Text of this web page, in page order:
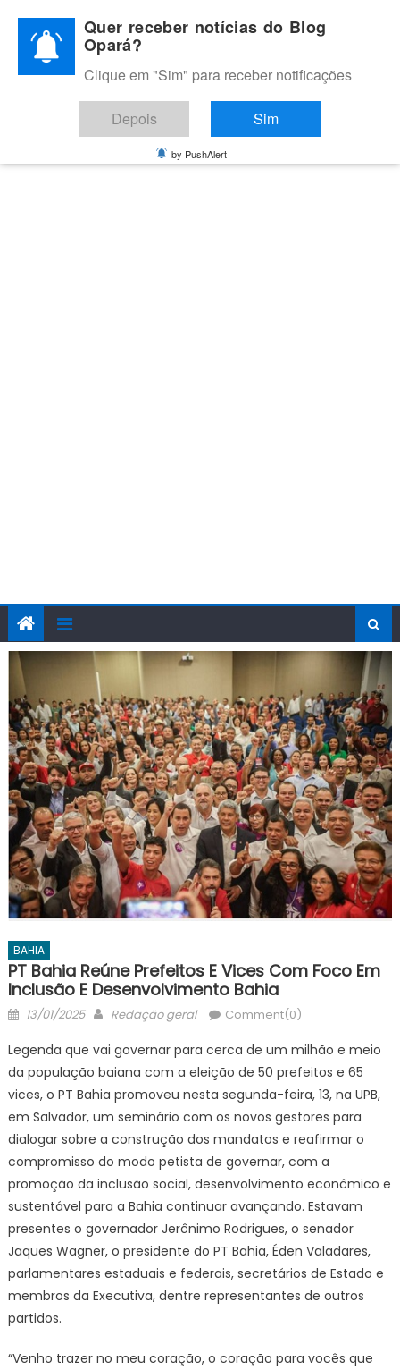
content
BLOG OPARÁ
Melhores notícias de Juazeiro, Petrolina e do Vale do São
Francisco
BAHIA
PT Bahia Reúne Prefeitos E Vices Com Foco Em
Inclusão E Desenvolvimento Bahia
Posted
13/01/2025 Author
Redação geral Comment(0)
Legenda que vai governar para cerca de um milhão e meio
da população baiana com a eleição de 50 prefeitos e 65
vices, o PT Bahia promoveu nesta segunda-feira, 13, na UPB,
em Salvador, um seminário com os novos gestores para
dialogar sobre a construção dos mandatos e reafirmar o
compromisso do modo petista de governar, com a
promoção da inclusão social, desenvolvimento econômico e
sustentável para a Bahia continuar avançando. Estavam
presentes o governador Jerônimo Rodrigues, o senador
Jaques Wagner, o presidente do PT Bahia, Éden Valadares,
parlamentares estaduais e federais, secretários de Estado e
membros da Executiva, dentre representantes de outros
partidos.
“Venho trazer no meu coração, o coração para vocês que
Quer receber notícias do Blog
Opará?
Clique em "Sim" para receber notificações
Depois Sim
by PushAlert